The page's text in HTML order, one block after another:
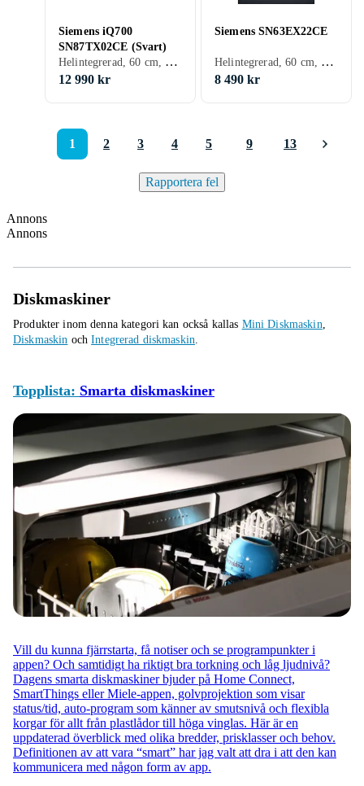
Siemens iQ700
SN87TX02CE (Svart)
Helintegrerad, 60 cm, 42 dB, A
12 990 kr
Siemens SN63EX22CE
Helintegrerad, 60 cm, 42 dB, A
8 490 kr
1 2 3 4 5 9 13
Rapportera fel
Annons
Annons
Diskmaskiner
Produkter inom denna kategori kan också kallas Mini Diskmaskin,
Diskmaskin ochIntegrerad diskmaskin.
Topplista: Smarta diskmaskiner
Vill du kunna fjärrstarta, få notiser och se programpunkter i
appen? Och samtidigt ha riktigt bra torkning och låg ljudnivå?
Dagens smarta diskmaskiner bjuder på Home Connect,
SmartThings eller Miele-appen, golvprojektion som visar
status/tid, auto-program som känner av smutsnivå och flexibla
korgar för allt från plastlådor till höga vinglas. Här är en
uppdaterad överblick med olika bredder, prisklasser och behov.
Definitionen av att vara “smart” har jag valt att dra i att den kan
kommunicera med någon form av app.